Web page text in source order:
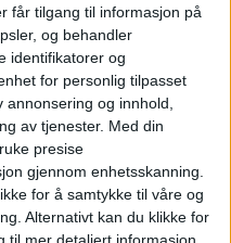
får tilgang til informasjon på
og behandler
identifikatorer og
for personlig tilpasset
og innhold,
av tjenester. Med din
presise
gjennom enhetsskanning.
for å samtykke til våre og
Alternativt kan du klikke for
kravet til